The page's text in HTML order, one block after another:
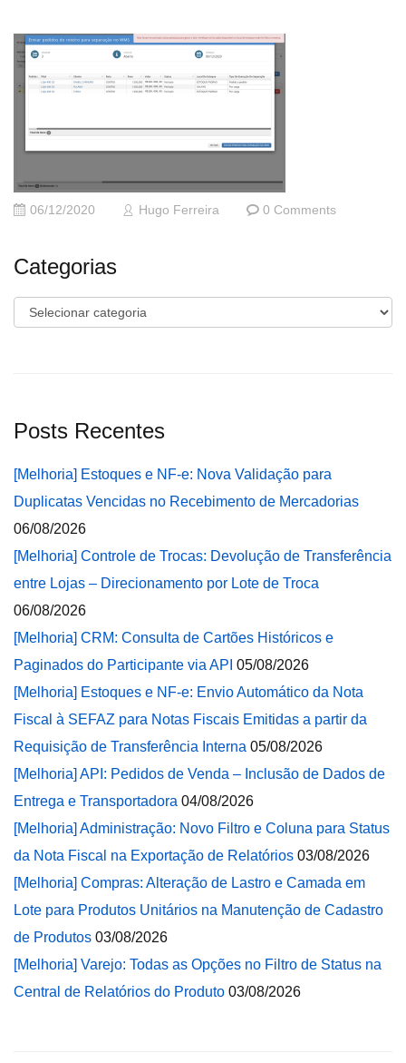
06/12/2020 Hugo Ferreira 0 Comments
Categorias
Categorias
Posts Recentes
[Melhoria] Estoques e NF-e: Nova Validação para
Duplicatas Vencidas no Recebimento de Mercadorias
06/08/2026
[Melhoria] Controle de Trocas: Devolução de Transferência
entre Lojas – Direcionamento por Lote de Troca
06/08/2026
[Melhoria] CRM: Consulta de Cartões Históricos e
Paginados do Participante via API 05/08/2026
[Melhoria] Estoques e NF-e: Envio Automático da Nota
Fiscal à SEFAZ para Notas Fiscais Emitidas a partir da
Requisição de Transferência Interna 05/08/2026
[Melhoria] API: Pedidos de Venda – Inclusão de Dados de
Entrega e Transportadora 04/08/2026
[Melhoria] Administração: Novo Filtro e Coluna para Status
da Nota Fiscal na Exportação de Relatórios 03/08/2026
[Melhoria] Compras: Alteração de Lastro e Camada em
Lote para Produtos Unitários na Manutenção de Cadastro
de Produtos 03/08/2026
[Melhoria] Varejo: Todas as Opções no Filtro de Status na
Central de Relatórios do Produto 03/08/2026